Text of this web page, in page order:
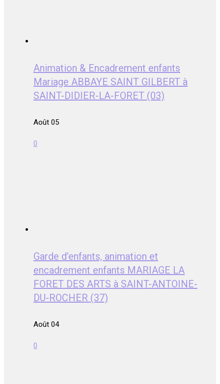
Animation & Encadrement enfants
Mariage ABBAYE SAINT GILBERT à
SAINT-DIDIER-LA-FORET (03)
Août 05
0
Garde d’enfants, animation et
encadrement enfants MARIAGE LA
FORET DES ARTS à SAINT-ANTOINE-
DU-ROCHER (37)
Août 04
0